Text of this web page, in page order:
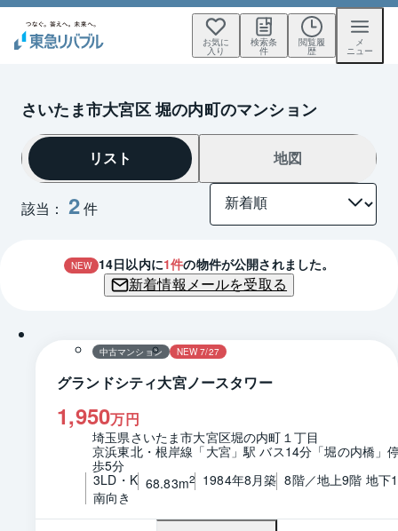
お気に
入り
検索条
件
閲覧履
歴
メ
ニュー
さいたま市大宮区 堀の内町のマンション
該当： 2件
リスト 地図
NEW 14日以内に1件の物件が公開されました。
新着情報メールを受取る
中古マンション NEW 7/27
グランドシティ大宮ノースタワー
1,950万円
埼玉県さいたま市大宮区堀の内町１丁目
京浜東北・根岸線「大宮」駅 バス14分「堀の内橋」
歩5分
3LD・K 68.83m2 1984年8月築 8階／地上9階 地下
南向き